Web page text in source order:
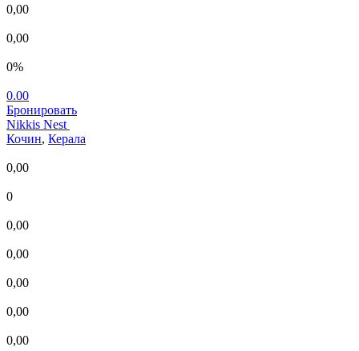
0,00
0,00
0%
0.00
Бронировать
Nikkis Nest
Кочин, Керала
0,00
0
0,00
0,00
0,00
0,00
0,00